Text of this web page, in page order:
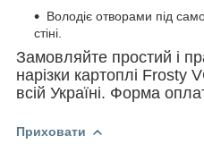
Володіє отворами під
стіні.
Замовляйте простий і
нарізки картоплі Frosty
всій Україні. Форма
Приховати